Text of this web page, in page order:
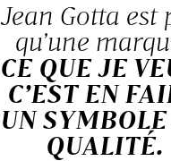
Jean Gotta est
qu’une
CE QUE JE
C’EST EN
UN
QUALITÉ.